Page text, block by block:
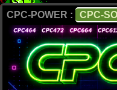
CPC-POWER : CPC-